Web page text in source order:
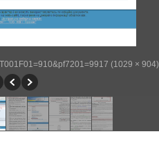
(1029 × 904)